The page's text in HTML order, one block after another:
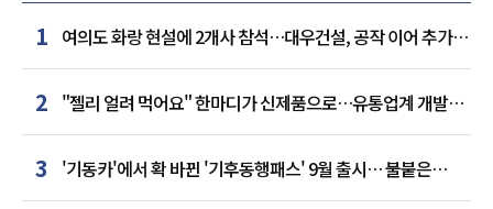
1 여의도 화랑 현설에 2개사 참석…대우건설, 공작 이어 추가
거점 확보하나
2 "젤리 얼려 먹어요" 한마디가 신제품으로…유통업계 개발실
된 SNS
3
'기동카'에서 확 바뀐 '기후동행패스' 9월 출시… 불붙은
카드사 경쟁